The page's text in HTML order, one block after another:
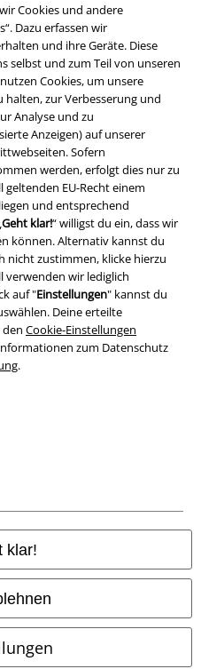
Cookies und andere
Dazu erfassen wir
und ihre Geräte. Diese
selbst und zum Teil von unseren
Cookies, um unsere
halten, zur Verbesserung und
Analyse und zu
Anzeigen) auf unserer
Sofern
werden, erfolgt dies nur zu
EU-Recht einem
und entsprechend
Geht klar!“ willigst du ein, dass wir
können. Alternativ kannst du
nicht zustimmen, klicke hierzu
verwenden wir lediglich
auf "Einstellungen" kannst du
Deine erteilte
Cookie-Einstellungen
zum Datenschutz
.
klar!